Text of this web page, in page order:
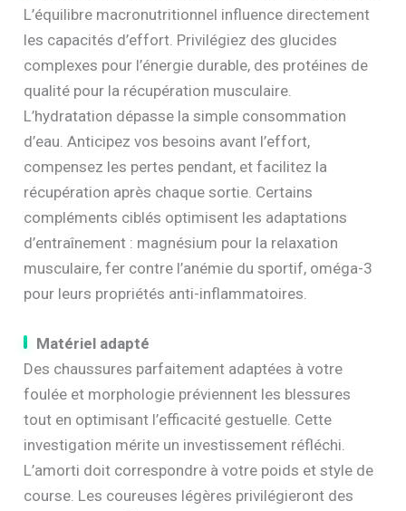
L’équilibre macronutritionnel influence directement
les capacités d’effort. Privilégiez des glucides
complexes pour l’énergie durable, des protéines de
qualité pour la récupération musculaire.
L’hydratation dépasse la simple consommation
d’eau. Anticipez vos besoins avant l’effort,
compensez les pertes pendant, et facilitez la
récupération après chaque sortie. Certains
compléments ciblés optimisent les adaptations
d’entraînement : magnésium pour la relaxation
musculaire, fer contre l’anémie du sportif, oméga-3
pour leurs propriétés anti-inflammatoires.
Matériel adapté
Des chaussures parfaitement adaptées à votre
foulée et morphologie préviennent les blessures
tout en optimisant l’efficacité gestuelle. Cette
investigation mérite un investissement réfléchi.
L’amorti doit correspondre à votre poids et style de
course. Les coureuses légères privilégieront des